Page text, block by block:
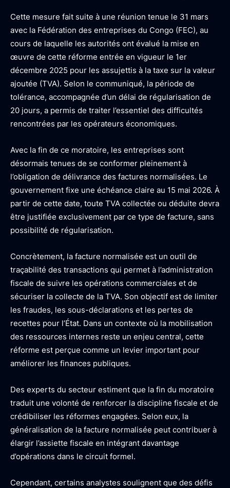
Cette mesure fait suite à une réunion tenue le 31 mars
avec la Fédération des entreprises du Congo (FEC), au
cours de laquelle les autorités ont évalué la mise en
œuvre de cette réforme entrée en vigueur le 1er
décembre 2025 pour les assujettis à la taxe sur la valeur
ajoutée (TVA). Selon le communiqué, la période de
tolérance, accompagnée d’un délai de régularisation de
20 jours, a permis de traiter l’essentiel des difficultés
rencontrées par les opérateurs économiques.
Avec la fin de ce moratoire, les entreprises sont
désormais tenues de se conformer pleinement à
l’obligation de délivrance des factures normalisées. Le
gouvernement fixe une échéance claire au 15 mai 2026. À
partir de cette date, toute TVA collectée ou déduite devra
être justifiée exclusivement par ce type de facture, sans
possibilité de régularisation.
Concrètement, la facture normalisée est un outil de
traçabilité des transactions qui permet à l’administration
fiscale de suivre les opérations commerciales et de
sécuriser la collecte de la TVA. Son objectif est de limiter
les fraudes, les sous-déclarations et les pertes de
recettes pour l’État. Dans un contexte où la mobilisation
des ressources internes reste un enjeu central, cette
réforme est perçue comme un levier important pour
améliorer les finances publiques.
Des experts du secteur estiment que la fin du moratoire
traduit une volonté de renforcer la discipline fiscale et de
crédibiliser les réformes engagées. Selon eux, la
généralisation de la facture normalisée peut contribuer à
élargir l’assiette fiscale en intégrant davantage
d’opérations dans le circuit formel.
Cependant, certains analystes soulignent que des défis